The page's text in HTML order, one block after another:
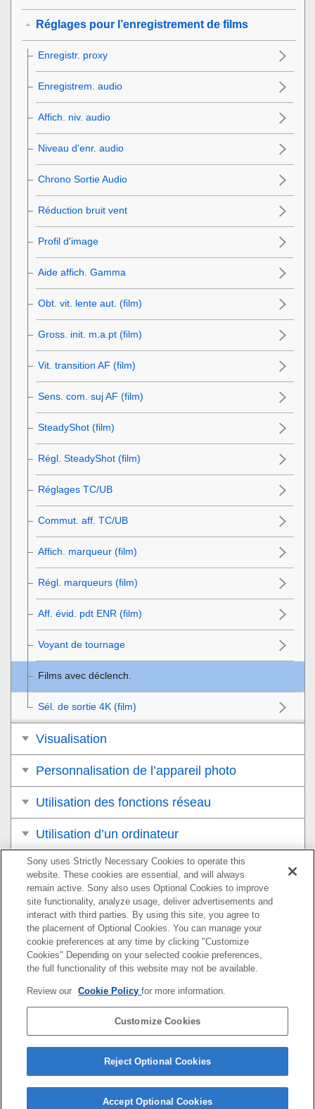
Réglages pour l’enregistrement de films
Enregistr. proxy
Enregistrem. audio
Affich. niv. audio
Niveau d'enr. audio
Chrono Sortie Audio
Réduction bruit vent
Profil d'image
Aide affich. Gamma
Obt. vit. lente aut. (film)
Gross. init. m.a.pt (film)
Vit. transition AF (film)
Sens. com. suj AF (film)
SteadyShot (film)
Régl. SteadyShot (film)
Réglages TC/UB
Commut. aff. TC/UB
Affich. marqueur (film)
Régl. marqueurs (film)
Aff. évid. pdt ENR (film)
Voyant de tournage
Films avec déclench.
Sél. de sortie 4K (film)
Visualisation
Personnalisation de l’appareil photo
Utilisation des fonctions réseau
Utilisation d’un ordinateur
Liste des éléments du MENU
Précautions/Le produit
Si vous avez des problèmes
Pour plus d’informations sur la conformité aux lois sur
Accessibilité en France : conformité partielle
https://helpguide.sony.net/accessibility/france/v1/fr/index.h
Sony uses Strictly Necessary Cookies to operate this
website. These cookies are essential, and will always
remain active. Sony also uses Optional Cookies to improve
site functionality, analyze usage, deliver advertisements and
interact with third parties. By using this site, you agree to
the placement of Optional Cookies. You can manage your
cookie preferences at any time by clicking "Customize
Cookies" Depending on your selected cookie preferences,
the full functionality of this website may not be available.
Review our Cookie Policyfor more information.
Customize Cookies
Reject Optional Cookies
Accept Optional Cookies